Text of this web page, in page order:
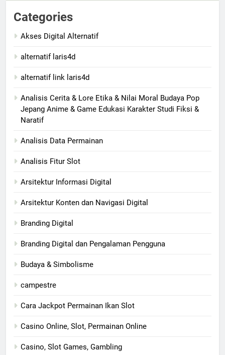
Categories
Akses Digital Alternatif
alternatif laris4d
alternatif link laris4d
Analisis Cerita & Lore Etika & Nilai Moral Budaya Pop
Jepang Anime & Game Edukasi Karakter Studi Fiksi &
Naratif
Analisis Data Permainan
Analisis Fitur Slot
Arsitektur Informasi Digital
Arsitektur Konten dan Navigasi Digital
Branding Digital
Branding Digital dan Pengalaman Pengguna
Budaya & Simbolisme
campestre
Cara Jackpot Permainan Ikan Slot
Casino Online, Slot, Permainan Online
Casino, Slot Games, Gambling